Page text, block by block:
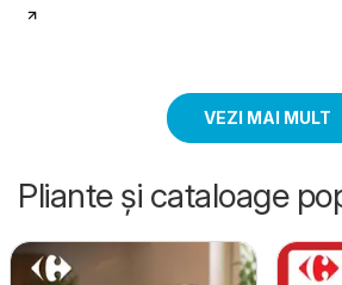
VEZI MAI MULT
Pliante și cataloage